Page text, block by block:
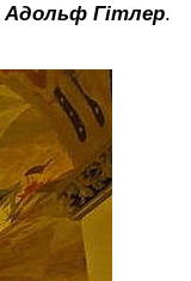
Адольф Гітлер.